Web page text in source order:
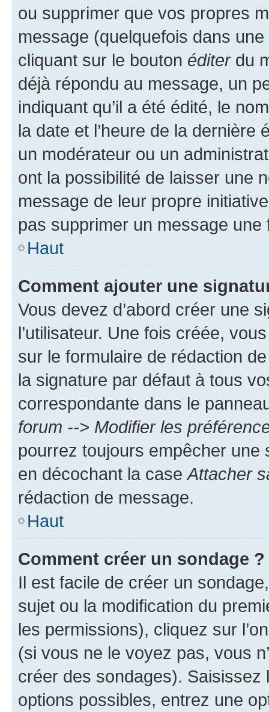
ou supprimer que vos propres
message (quelquefois dans
cliquant sur le bouton éditerdu
déjà répondu au message, un
indiquant qu’il a été édité, le
la date et l’heure de la dernière
un modérateur ou un
ont la possibilité de laisser une
message de leur propre
pas supprimer un message une
Haut
Comment ajouter une
Vous devez d’abord créer une
l’utilisateur. Une fois créée,
sur le formulaire de rédaction
la signature par défaut à tous
correspondante dans le
forum --> Modifier les
pourrez toujours empêcher une
en décochant la case Attacher
rédaction de message.
Haut
Comment créer un sondage ?
Il est facile de créer un
sujet ou la modification du
les permissions), cliquez sur
(si vous ne le voyez pas, vous
créer des sondages).
options possibles, entrez une